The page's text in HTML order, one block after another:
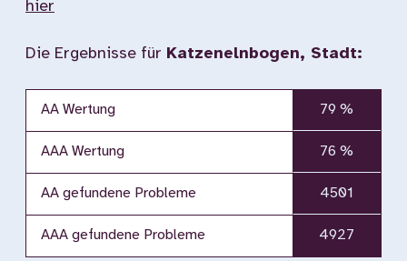
hier
Die Ergebnisse für Katzenelnbogen, Stadt:
AA Wertung 79 %
AAA Wertung 76 %
AA gefundene Probleme 4501
AAA gefundene Probleme 4927